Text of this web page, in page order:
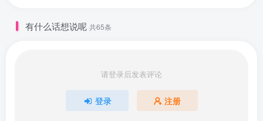
有什么话想说呢 共65条
请登录后发表评论
登录 注册